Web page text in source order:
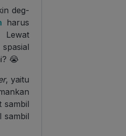
deg-
harus
Lewat
😭
, yaitu
sambil
sambil